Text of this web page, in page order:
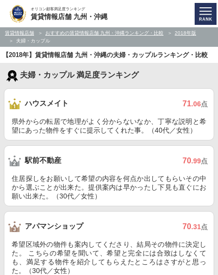
オリコン顧客満足度ランキング
賃貸情報店舗 九州・沖縄
賃貸情報店舗 おすすめの賃貸情報店舗 九州・沖縄ランキング・比較
2018年版
夫婦・カップル
【2018年】賃貸情報店舗 九州・沖縄の夫婦・カップルランキング・比較
夫婦・カップル 満足度ランキング
ハウスメイト 71.06点
県外からの転居で地理がよく分からないなか、丁寧な説明と希
望にあった物件をすぐに提示してくれた事。（40代／女性）
駅前不動産 70.99点
住居探しをお願いして希望の内容を何点か出してもらいその中
から選ぶことが出来た。提供案内は早かったし下見も直ぐにお
願い出来た。（30代／女性）
アパマンショップ 70.31点
希望区域外の物件も案内してくださり、結局その物件に決定し
た。 こちらの希望を聞いて、希望と完全には合致はしなくて
も、満足する物件を紹介してもらえたところはさすがと思っ
た。（30代／女性）